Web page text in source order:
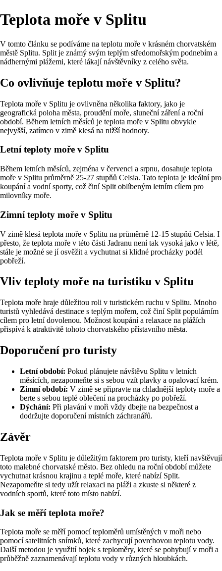
Teplota moře v Splitu
V tomto článku se podíváme na teplotu moře v krásném chorvatském
městě Splitu. Split je známý svým teplým středomořským podnebím a
nádhernými plážemi, které lákají návštěvníky z celého světa.
Co ovlivňuje teplotu moře v Splitu?
Teplota moře v Splitu je ovlivněna několika faktory, jako je
geografická poloha města, proudění moře, sluneční záření a roční
období. Během letních měsíců je teplota moře v Splitu obvykle
nejvyšší, zatímco v zimě klesá na nižší hodnoty.
Letní teploty moře v Splitu
Během letních měsíců, zejména v červenci a srpnu, dosahuje teplota
moře v Splitu průměrně 25-27 stupňů Celsia. Tato teplota je ideální pro
koupání a vodní sporty, což činí Split oblíbeným letním cílem pro
milovníky moře.
Zimní teploty moře v Splitu
V zimě klesá teplota moře v Splitu na průměrně 12-15 stupňů Celsia. I
přesto, že teplota moře v této části Jadranu není tak vysoká jako v létě,
stále je možné se jí osvěžit a vychutnat si klidné procházky podél
pobřeží.
Vliv teploty moře na turistiku v Splitu
Teplota moře hraje důležitou roli v turistickém ruchu v Splitu. Mnoho
turistů vyhledává destinace s teplým mořem, což činí Split populárním
cílem pro letní dovolenou. Možnost koupání a relaxace na plážích
přispívá k atraktivitě tohoto chorvatského přístavního města.
Doporučení pro turisty
Letní období: Pokud plánujete návštěvu Splitu v letních
měsících, nezapomeňte si s sebou vzít plavky a opalovací krém.
Zimní období: V zimě se připravte na chladnější teploty moře a
berte s sebou teplé oblečení na procházky po pobřeží.
Dýchání: Při plavání v moři vždy dbejte na bezpečnost a
dodržujte doporučení místních záchranářů.
Závěr
Teplota moře v Splitu je důležitým faktorem pro turisty, kteří navštěvují
toto malebné chorvatské město. Bez ohledu na roční období můžete
vychutnat krásnou krajinu a teplé moře, které nabízí Split.
Nezapomeňte si tedy užít relaxaci na pláži a zkuste si některé z
vodních sportů, které toto místo nabízí.
Jak se měří teplota moře?
Teplota moře se měří pomocí teploměrů umístěných v moři nebo
pomocí satelitních snímků, které zachycují povrchovou teplotu vody.
Další metodou je využití bojek s teploměry, které se pohybují v moři a
průběžně zaznamenávají teplotu vody v různých hloubkách.